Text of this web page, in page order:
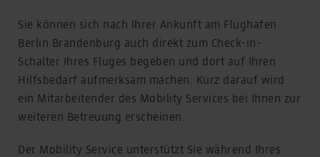
Sie können sich nach Ihrer Ankunft am Flughafen
Berlin Brandenburg auch direkt zum Check-in-
Schalter Ihres Fluges begeben und dort auf Ihren
Hilfsbedarf aufmerksam machen. Kurz darauf wird
ein Mitarbeitender des Mobility Services bei Ihnen zur
weiteren Betreuung erscheinen.
Der Mobility Service unterstützt Sie während Ihres